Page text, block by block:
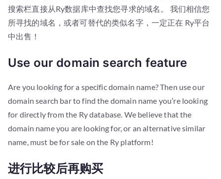
搜索栏直接从Ry数据库中查找您寻求的域名。 我们相信您
所寻找的域名，或者可替代的类似名字，一定正在 Ry平台
中出售！
Use our domain search feature
Are you looking for a specific domain name? Then use our
domain search bar to find the domain name you’re looking
for directly from the Ry database. We believe that the
domain name you are looking for, or an alternative similar
name, must be for sale on the Ry platform!
进行比较后再购买